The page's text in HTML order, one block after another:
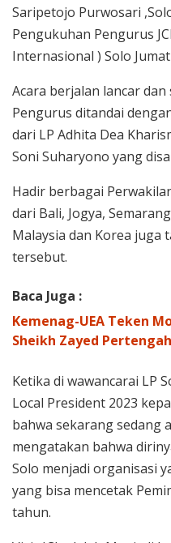
Saripetojo Purwosari
Pengukuhan Pengurus
Internasional ) Solo
Acara berjalan lancar dan
Pengurus ditandai
dari LP Adhita Dea
Soni Suharyono yang
Hadir berbagai
dari Bali, Jogya,
Malaysia dan Korea juga
tersebut.
Baca Juga :
Kemenag-UEA Teken
Sheikh Zayed
Ketika di wawancarai LP
Local President 2023
bahwa sekarang sedang
mengatakan bahwa
Solo menjadi organisasi
yang bisa mencetak
tahun.